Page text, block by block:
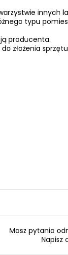
innych
typu
producenta.
złożenia
Masz pytania
Napisz